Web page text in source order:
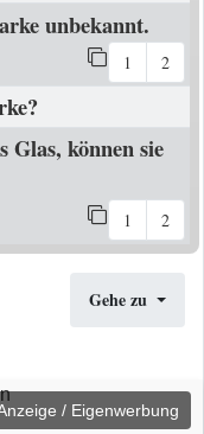
unbekannt.
1 2
Glas, können sie
1 2
Gehe zu
/ Eigenwerbung